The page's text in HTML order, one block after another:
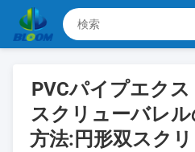
PVCパイプエク
スクリューバレ
方法:円形双スク